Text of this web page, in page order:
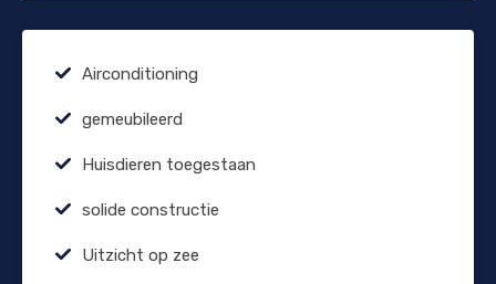
Airconditioning
gemeubileerd
Huisdieren toegestaan
solide constructie
Uitzicht op zee